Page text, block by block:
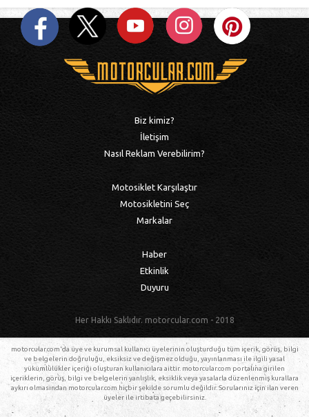
Biz kimiz?
İletişim
Nasıl Reklam Verebilirim?
Motosiklet Karşılaştır
Motosikletini Seç
Markalar
Haber
Etkinlik
Duyuru
Her Hakkı Saklıdır. motorcular.com - 2018
motorcular.com'da üye ve kurumsal kullanıcı üyelerinin oluşturduğu tüm içerik, görüş, bilgi
ve belgelerin doğruluğu, eksiksiz ve değişmez olduğu, yayınlanması ile ilgili yasal
yükümlülükler içeriği oluşturan kullanıcılara aittir. motorcular.com portalına girilen
içeriklerin, görüş, bilgi ve belgelerin yanlışlık, eksiklik veya yasalarla düzenlenmiş kurallara
aykırı olmasından motorcular.com hiçbir şekilde sorumlu değildir. Sorularınız için ilan veren
üyeler ile irtibata geçebilirsiniz.